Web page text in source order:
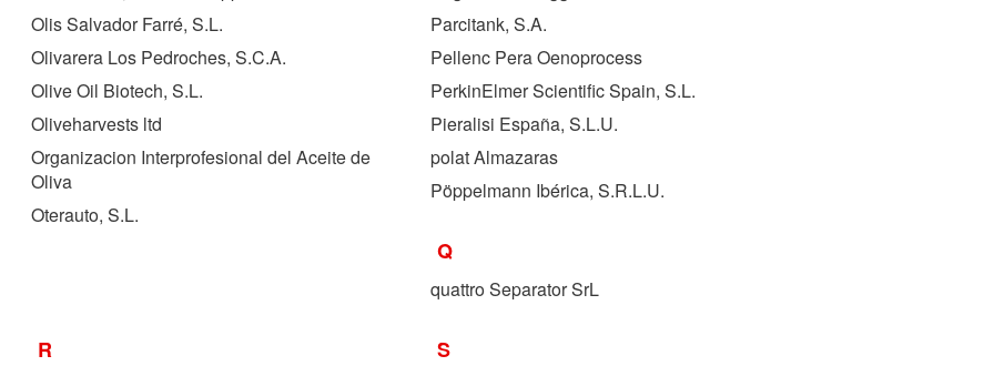
Olis Salvador Farré, S.L.
Olivarera Los Pedroches, S.C.A.
Olive Oil Biotech, S.L.
Oliveharvests ltd
Organizacion Interprofesional del Aceite de
Oliva
Oterauto, S.L.
Parcitank, S.A.
Pellenc Pera Oenoprocess
PerkinElmer Scientific Spain, S.L.
Pieralisi España, S.L.U.
polat Almazaras
Pöppelmann Ibérica, S.R.L.U.
Q
quattro Separator SrL
R S